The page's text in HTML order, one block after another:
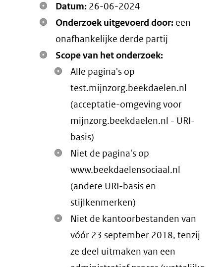
Datum: 26-06-2024
Onderzoek uitgevoerd door: een
onafhankelijke derde partij
Scope van het onderzoek:
Alle pagina's op
test.mijnzorg.beekdaelen.nl
(acceptatie-omgeving voor
mijnzorg.beekdaelen.nl - URI-
basis)
Niet de pagina's op
www.beekdaelensociaal.nl
(andere URI-basis en
stijlkenmerken)
Niet de kantoorbestanden van
vóór 23 september 2018, tenzij
ze deel uitmaken van een